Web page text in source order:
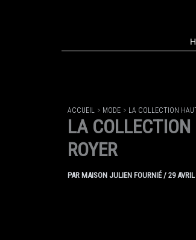
ACCUEIL MODE LA COLLECTION
LA
ROYER
PAR MAISON JULIEN FOURNIÉ / 29